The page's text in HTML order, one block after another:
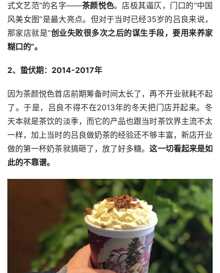
式文艺范”的名字——茶颜悦色。店极其逼仄，门口的“中国
风美女图”是最大亮点。但对于当时已经35岁的吕良来说，
那家店就是“创业失败很多次之后的谋生手段，要用来养家
糊口的”。
2、蛰伏期：2014-2017年
因为茶颜悦色首店前期筹备时间太长了，再不开业就耗不起
了。于是，吕良不得不在2013年的冬天把门店开起来。冬
天本就是茶饮的淡季，而它的产品也跟当时茶饮界主流不太
一样，加上当时的吕良做奶茶的经验还不够丰富，新店开业
做的第一杯奶茶就搞砸了，放了好多糖。这一切看起来是如
此的不靠谱。